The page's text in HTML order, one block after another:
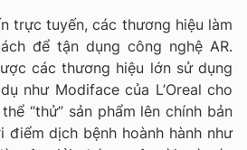
trực tuyến, các thương hiệu làm
để tận dụng công nghệ AR.
các thương hiệu lớn sử dụng
như Modiface của L’Oreal cho
“thử” sản phẩm lên chính bản
điểm dịch bệnh hoành hành như